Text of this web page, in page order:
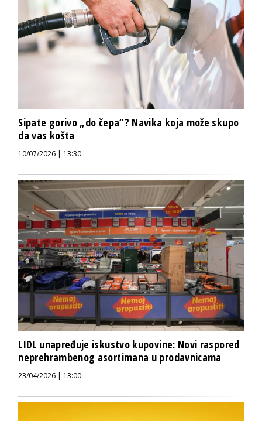
Sipate gorivo „do čepa“? Navika koja može skupo
da vas košta
10/07/2026 | 13:30
LIDL unapređuje iskustvo kupovine: Novi raspored
neprehrambenog asortimana u prodavnicama
23/04/2026 | 13:00